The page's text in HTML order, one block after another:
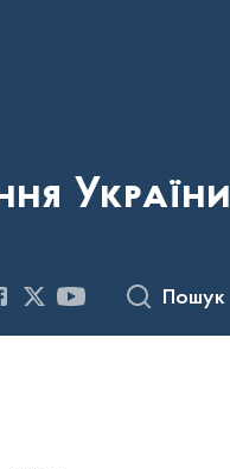
України
Пошук